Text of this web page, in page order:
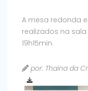
A mesa redonda
realizados na
19h15min.
por: Thaina da